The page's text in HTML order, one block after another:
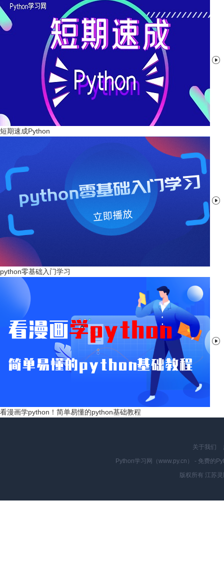

短期速成Python

python零基础入门学习

看漫画学python！简单易懂的python基础教程
关于我们
Python学习网（www.py.cn） - 免费的
版权所有 江苏